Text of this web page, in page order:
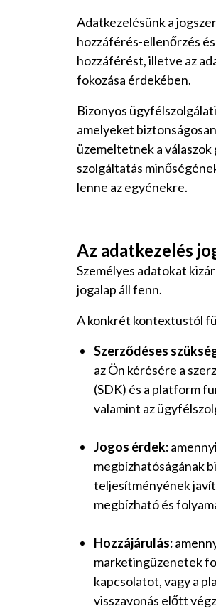
Adatkezelésünk a
hozzáférés-ellenőrzés
hozzáférést, illetve az
fokozása érdekében.
Bizonyos
amelyeket
üzemeltetnek a
szolgáltatás
lenne az egyénekre.
Az adatkezelés
Személyes adatokat
jogalap áll fenn.
A konkrét kontextustól
Szerződéses
az Ön kérésére a
(SDK) és a platform
valamint az
Jogos érdek:
megbízhatóságának
teljesítményének
megbízható és
Hozzájárulás:
marketingüzenetek
kapcsolatot, vagy a
visszavonás előtt